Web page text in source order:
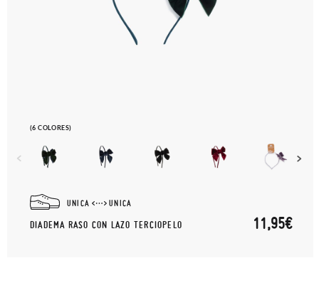
(6 COLORES)
UNICA UNICA
DIADEMA RASO CON LAZO TERCIOPELO 11,95€